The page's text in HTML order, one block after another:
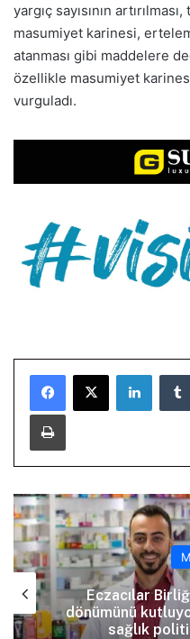
yargıç sayısının
masumiyet karinesi,
atanması gibi maddelere
özellikle masumiyet
vurguladı.
Yazdır
Eczacılar
dönümünü
sağlık